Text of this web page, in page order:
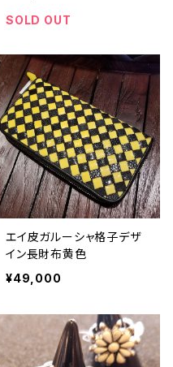
SOLD OUT
エイ皮ガルーシャ格子デザ
イン長財布黄色
¥49,000